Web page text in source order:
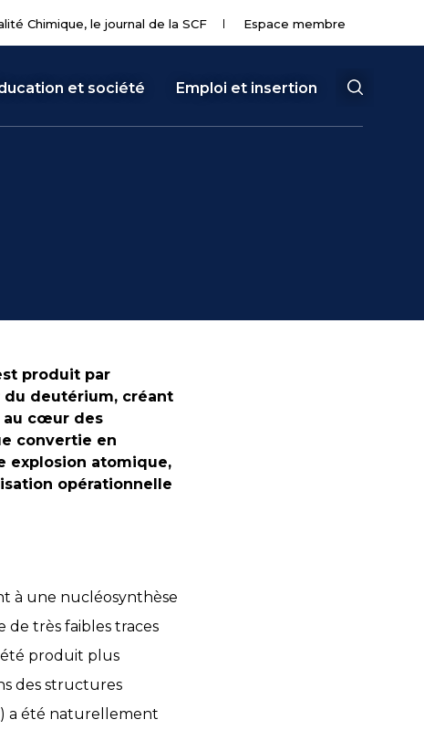
Chimique, le journal de la SCF Espace membre
et société Emploi et insertion
produit par
du deutérium, créant
au cœur des
convertie en
explosion atomique,
opérationnelle
à une nucléosynthèse
de très faibles traces
produit plus
des structures
) a été naturellement